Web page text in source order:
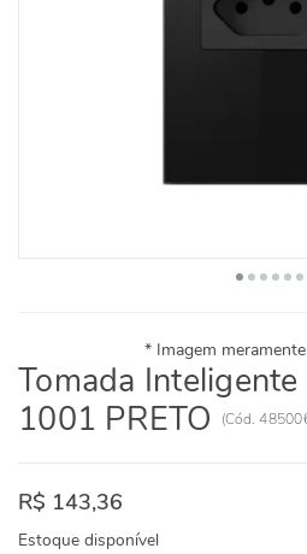
Tomada
1001 PRETO
(Cód.
R$ 143,36
Estoque disponível